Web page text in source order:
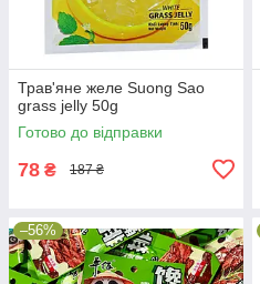
Трав'яне желе Suong Sao
grass jelly 50g
Готово до відправки
78 ₴ 187 ₴
–56%